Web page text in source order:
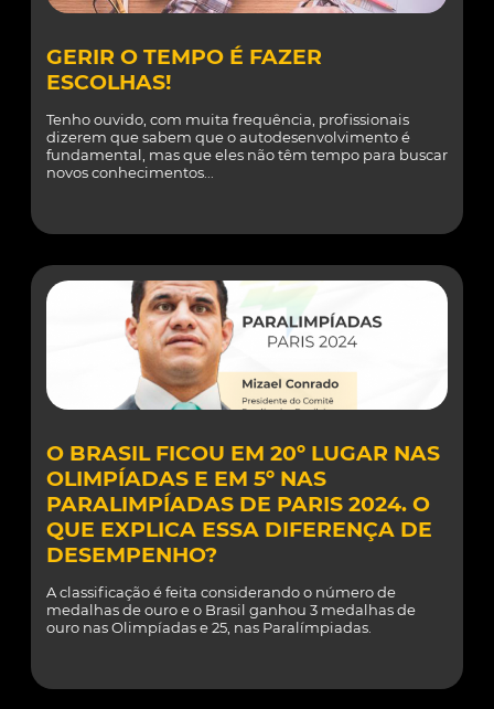
GERIR O TEMPO É FAZER
ESCOLHAS!
Tenho ouvido, com muita frequência, profissionais
dizerem que sabem que o autodesenvolvimento é
fundamental, mas que eles não têm tempo para buscar
novos conhecimentos...
O BRASIL FICOU EM 20º LUGAR NAS
OLIMPÍADAS E EM 5º NAS
PARALIMPÍADAS DE PARIS 2024. O
QUE EXPLICA ESSA DIFERENÇA DE
DESEMPENHO?
A classificação é feita considerando o número de
medalhas de ouro e o Brasil ganhou 3 medalhas de
ouro nas Olimpíadas e 25, nas Paralímpiadas.